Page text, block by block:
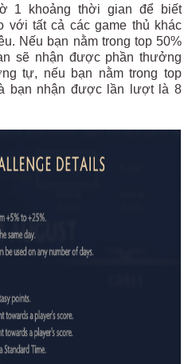
1 khoảng thời gian để biết
với tất cả các game thủ khác
Nếu bạn nằm trong top 50%
sẽ nhận được phần thưởng
tự, nếu bạn nằm trong top
bạn nhận được lần lượt là 8